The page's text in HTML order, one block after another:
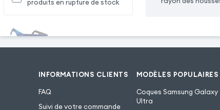
produits en rupture de stock
INFORMATIONS CLIENTS
FAQ
Suivi de votre commande
MODÈLES POPULAIRES
Coques Samsung Galaxy
Ultra